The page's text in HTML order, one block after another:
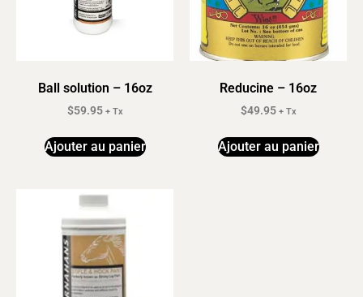
Ball solution – 16oz
$59.95 + Tx
Ajouter au panier
Reducine – 16oz
$49.95 + Tx
Ajouter au panier